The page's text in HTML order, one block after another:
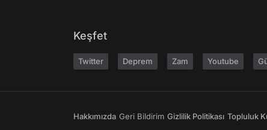
Keşfet
Twitter Deprem Zam Youtube
Hakkımızda Geri Bildirim Gizlilik Politikası Topluluk